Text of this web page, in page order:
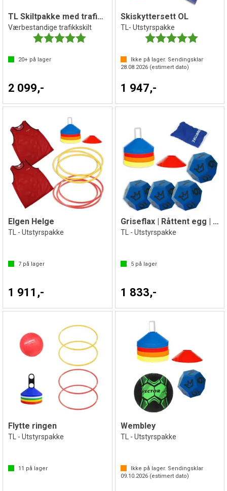
TL Skiltpakke med trafikkskilt | 15 stk
Værbestandige trafikkskilt
Karakter:
5.0 av 5 mulige
20+ på lager
2 099,-
Skiskyttersett OL
TL- Utstyrspakke
Karakter:
Ikke på lager. Sendingsklar
28.08.2026(estimert dato)
1 947,-
Elgen Helge
TL - Utstyrspakke
7 på lager
1 911,-
Griseflax | Råttent egg | Signalet
TL - Utstyrspakke
5på lager
1 833,-
Flytte ringen
TL - Utstyrspakke
11 på lager
Wembley
TL - Utstyrspakke
Ikke på lager. Sendingsklar
09.10.2026(estimert dato)